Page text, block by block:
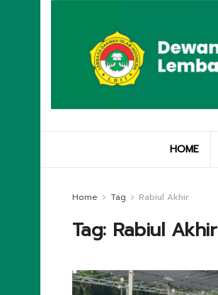
HOME
Home Tag Rabiul Akhir
Tag: Rabiul Akhir